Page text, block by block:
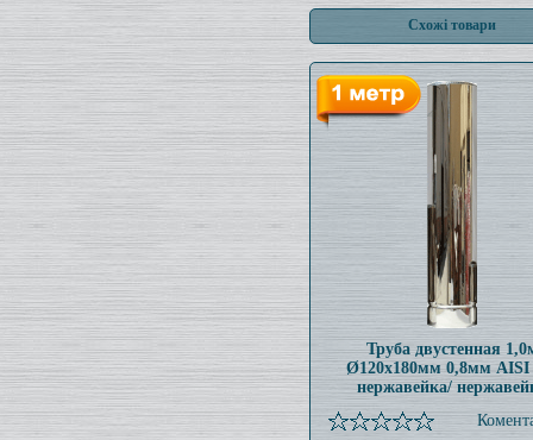
Схожі товари
Труба двустенная
Ø120x180мм 0,8мм AISI
нержавейка/